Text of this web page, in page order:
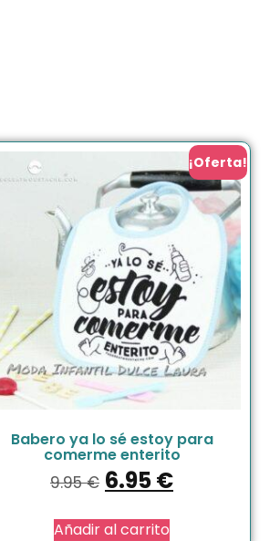
¡Oferta!
Babero ya lo sé estoy para
comerme enterito
9.95€ 6.95€
Añadir al carrito